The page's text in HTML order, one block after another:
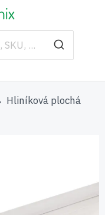
Hliníková plochá